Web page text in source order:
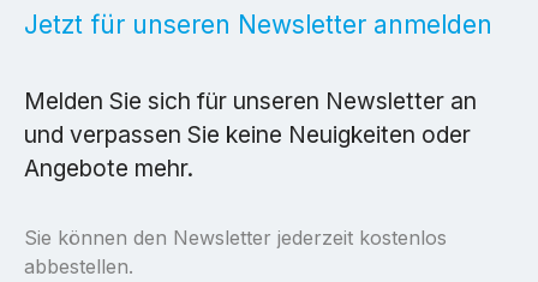
Jetzt für unseren Newsletter anmelden
Melden Sie sich für unseren Newsletter an
und verpassen Sie keine Neuigkeiten oder
Angebote mehr.
Sie können den Newsletter jederzeit kostenlos
abbestellen.